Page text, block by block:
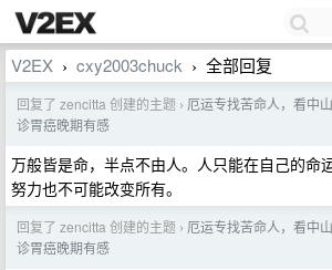
V2EX › cxy2003chuck › 全部回复
回复了 zencitta 创建的主题 › 厄运专找苦命人，看中
诊胃癌晚期有感
万般皆是命，半点不由人。人只能在自己的命
努力也不可能改变所有。
回复了 zencitta 创建的主题 › 厄运专找苦命人，看中
诊胃癌晚期有感